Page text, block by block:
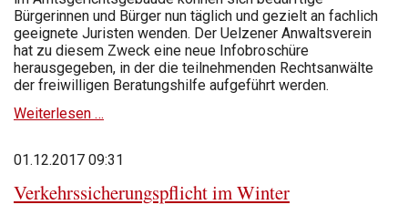
Bürgerinnen und Bürger nun täglich und gezielt an fachlich
geeignete Juristen wenden. Der Uelzener Anwaltsverein
hat zu diesem Zweck eine neue Infobroschüre
herausgegeben, in der die teilnehmenden Rechtsanwälte
der freiwilligen Beratungshilfe aufgeführt werden.
Weiterlesen …
01.12.2017 09:31
Verkehrssicherungs­pflicht im Winter